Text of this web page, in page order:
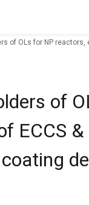
of OLs for NP
of
ECCS